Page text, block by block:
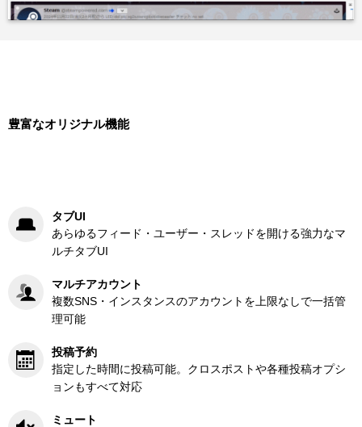
豊富なオリジナル機能
タブUI
あらゆるフィード・ユーザー・スレッドを開ける強力なマ
ルチタブUI
マルチアカウント
複数SNS・インスタンスのアカウントを上限なしで一括管
理可能
投稿予約
指定した時間に投稿可能。クロスポストや各種投稿オプシ
ョンもすべて対応
ミュート